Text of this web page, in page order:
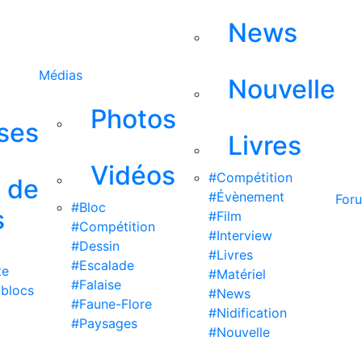
de
Médias
Photos
Vidéos
#Bloc
#Compétition
#Dessin
#Escalade
#Falaise
#Faune-Flore
#Paysages
News
Nouvelle
Livres
#Compétition
#Évènement
#Film
#Interview
#Livres
#Matériel
#News
#Nidification
#Nouvelle